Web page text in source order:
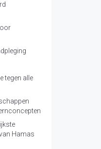
tegen alle
Hamas